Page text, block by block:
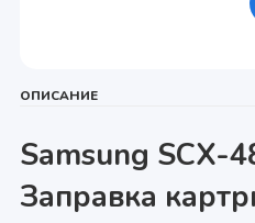
ОПИСАНИЕ
Samsung SCX-
Заправка